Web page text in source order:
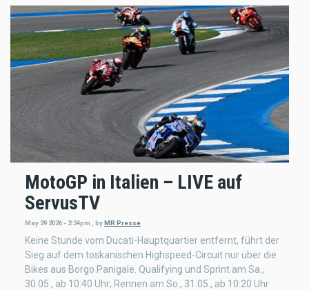
MotoGP in Italien – LIVE auf
ServusTV
May 29 2026 - 2:34pm byMR Presse
Keine Stunde vom Ducati-Hauptquartier entfernt, führt der
Sieg auf dem toskanischen Highspeed-Circuit nur über die
Bikes aus Borgo Panigale. Qualifying und Sprint am Sa.,
30.05., ab 10:40 Uhr; Rennen am So., 31.05., ab 10:20 Uhr